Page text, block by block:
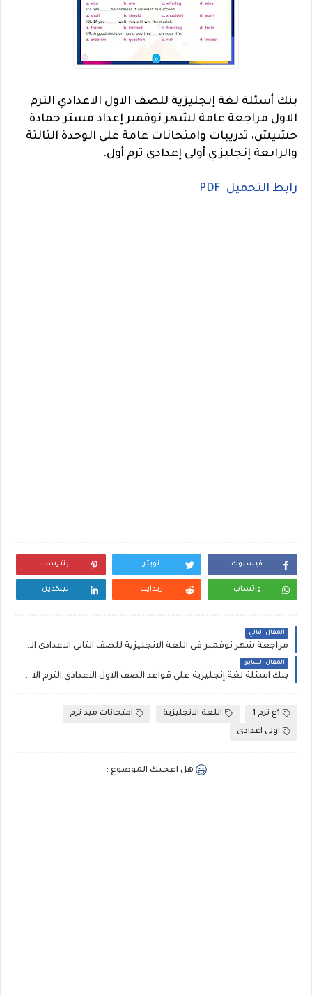
بنك أسئلة لغة إنجليزية للصف الاول الاعدادي الترم
الاول مراجعة عامة لشهر نوفمبر إعداد مستر حمادة
حشيش، تدريبات وامتحانات عامة على الوحدة الثالثة
والرابعة إنجليزي أولى إعدادى ترم أول.
رابط التحميل PDF
فيسبوك تويتر بنترست
واتساب ريدايت لينكدين
المقال التالي
مراجعة شهر نوفمبر فى اللغة الانجليزية للصف الثانى الاعدادى الترم الاول، بنك أسئلة إنجليزي تانية اعدادى على الوحدة الثالثة والرابعة مستر حمادة حشيش
المقال السابق
بنك اسئلة لغة إنجليزية على قواعد الصف الاول الاعدادي الترم الاول مقسمة حسب الوحدات إعداد مستر محمد جمال
1ع ترم 1 اللغة الانجليزية
امتحانات ميد ترم
اولى اعدادى
هل اعجبك الموضوع :